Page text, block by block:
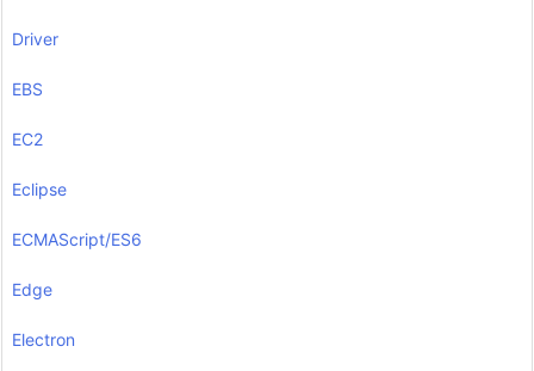
Driver
EBS
EC2
Eclipse
ECMAScript/ES6
Edge
Electron